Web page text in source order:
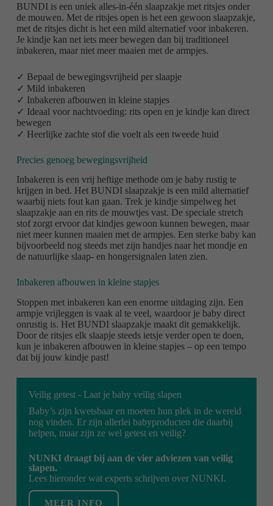
BUNDI is een uniek alles-in-één slaapzakje met ritsjes onder
de mouwen. Met de ritsjes open is het een gewoon slaapzakje,
met de ritsjes dicht is het een mild alternatief voor inbakeren.
Je kindje kan net iets meer bewegen dan bij traditioneel
inbakeren, maar niet meer maaien met de armpjes.
✓ Bepaal de bewegingsvrijheid per slaapje
✓ Mild inbakeren
✓ Inbakeren afbouwen in kleine stapjes
✓ Ideaal voor nachtvoeding: rits open en je kindje kan direct
bewegen
✓ Heerlijke zachte stof die voelt als een tweede huid
Precies genoeg bewegingsvrijheid
Inbakeren is een vrij heftige methode om je baby rustig te
krijgen in bed. Het BUNDI slaapzakje is een mild alternatief
waarbij niets fout kan gaan. Trek je kindje simpelweg het
slaapzakje aan en rits de mouwtjes vast. De speciale stretch
stof zorgt ervoor dat kindjes gewoon kunnen bewegen, maar
niet meer kunnen maaien met de armpjes. Een sterke baby kan
bijvoorbeeld nog steeds met zijn handjes naar het mondje en
de natuurlijke slaap- en hongersignalen laten zien.
Inbakeren afbouwen in kleine stapjes
Stoppen met inbakeren kan een enorme uitdaging zijn. Een
armpje vrijleggen is vaak al te veel, waardoor je baby direct
onrustig is. Het BUNDI slaapzakje maakt dit gemakkelijk.
Door de ritsjes elk slaapje steeds ietsje verder open te doen,
kun je inbakeren afbouwen in kleine stapjes – op een tempo
dat bij jouw kindje past!
Veilig getest - Laat je baby veilig slapen
Baby’s zijn kwetsbaar en moeten hun plek in de wereld
nog vinden. Er zijn allerlei babyproducten die daarbij
helpen, maar zijn ze wel getest en veilig?
NUNKI draagt bij aan de vier adviezen van veilig
slapen.
Lees hieronder wat experts schrijven over NUNKI.
MEER INFO